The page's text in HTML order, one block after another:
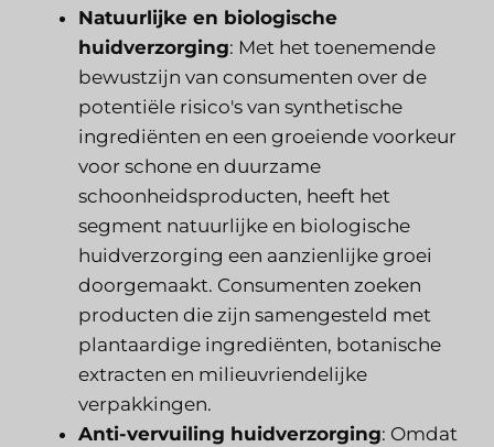
Natuurlijke en biologische
huidverzorging: Met het toenemende
bewustzijn van consumenten over de
potentiële risico's van synthetische
ingrediënten en een groeiende voorkeur
voor schone en duurzame
schoonheidsproducten, heeft het
segment natuurlijke en biologische
huidverzorging een aanzienlijke groei
doorgemaakt. Consumenten zoeken
producten die zijn samengesteld met
plantaardige ingrediënten, botanische
extracten en milieuvriendelijke
verpakkingen.
Anti-vervuiling huidverzorging: Omdat